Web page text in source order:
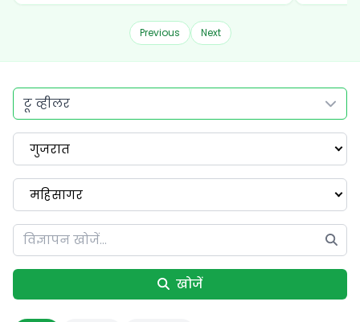
Previous Next
टू व्हीलर
गुजरात
महिसागर
खोजें